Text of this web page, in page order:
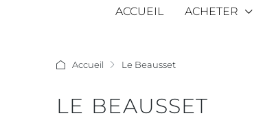
ACCUEIL ACHETER
Accueil Le Beausset
LE BEAUSSET